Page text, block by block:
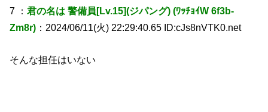
7 ：君の名は 警備員[Lv.15](ジパング) (ﾜｯﾁｮｲW 6f3b-
Zm8r) ：2024/06/11(火) 22:29:40.65 ID:cJs8nVTK0.net
そんな担任はいない